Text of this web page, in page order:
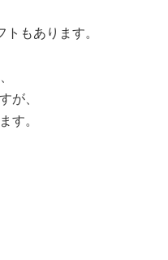
もあります。
が、
す。